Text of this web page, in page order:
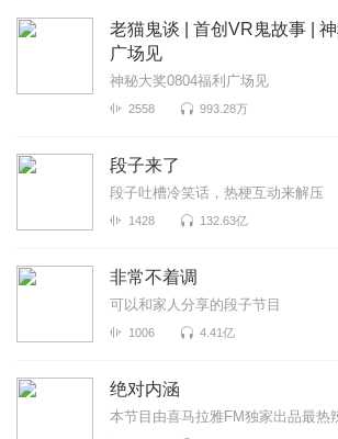
老猫鬼谈 | 首创VR鬼故事 |
广场见
神秘大奖0804福利广场见
2558 993.28万
段子来了
段子吐槽冷笑话，热梗互动来解压
1428 132.63亿
非常不着调
可以和家人分享的段子节目
1006 4.41亿
绝对内涵